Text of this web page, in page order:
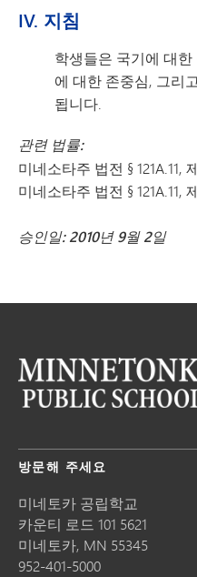
IV. 지침
학생들은 국기에 대
에 대한 존중심, 그리
됩니다.
관련 법률:
미네소타주 법전 § 121A.11,
미네소타주 법전 § 121A.11,
승인일: 2010년 9월 2일
방문해 주세요
미네토카 공립학교
카운티 로드 101 5621
미네토카, MN 55345
952-401-5000